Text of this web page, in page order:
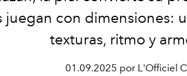
juegan con dimensiones:
texturas, ritmo y
01.09.2025 por L'Officiel